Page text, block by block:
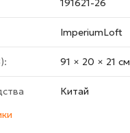
191621-26
ImperiumLoft
91 × 20 × 21 cм
Китай